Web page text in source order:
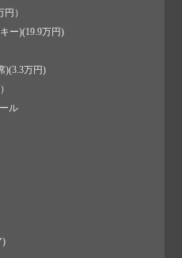
）
ー)(19.9万円)
)(3.3万円)
ル
)